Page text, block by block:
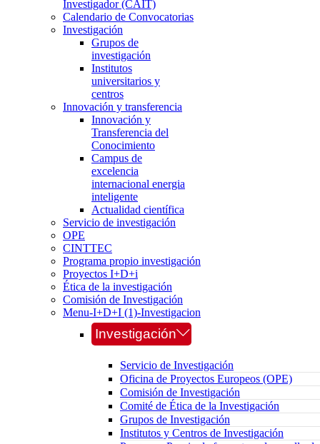
Investigador (CAIT)
Calendario de Convocatorias
Investigación
Grupos de
investigación
Institutos
universitarios y
centros
Innovación y transferencia
Innovación y
Transferencia del
Conocimiento
Campus de
excelencia
internacional energia
inteligente
Actualidad científica
Servicio de investigación
OPE
CINTTEC
Programa propio investigación
Proyectos I+D+i
Ética de la investigación
Comisión de Investigación
Menu-I+D+I (1)-Investigacion
Investigación
Servicio de Investigación
Oficina de Proyectos Europeos (OPE)
Comisión de Investigación
Comité de Ética de la Investigación
Grupos de Investigación
Institutos y Centros de Investigación